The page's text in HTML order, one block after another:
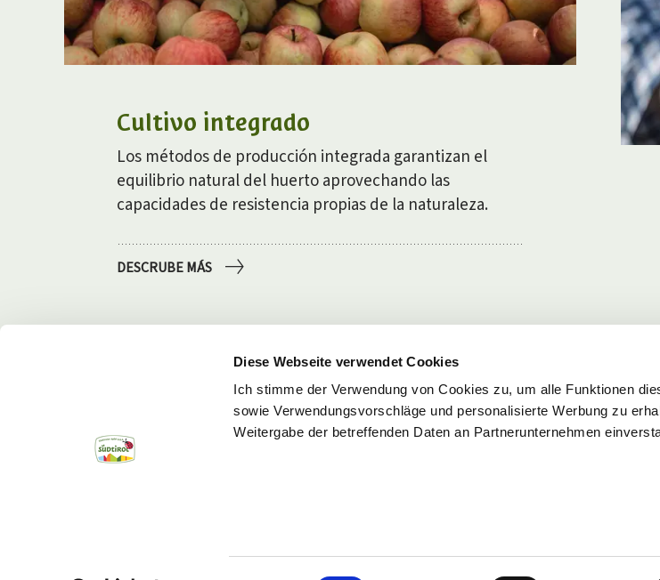
Diese Webseite verwendet Cookies
Ich stimme der Verwendung von Cookies zu, um alle Funktionen
sowie Verwendungsvorschläge und personalisierte Werbung zu
Weitergabe der betreffenden Daten an Partnerunternehmen
Cultivo integrado
Los métodos de producción integrada garantizan el
equilibrio natural del huerto aprovechando las
capacidades de resistencia propias de la naturaleza.
DESCRUBE MÁS